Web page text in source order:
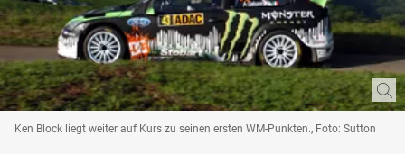
Ken Block liegt weiter auf Kurs zu seinen ersten WM-Punkten., Foto: Sutton